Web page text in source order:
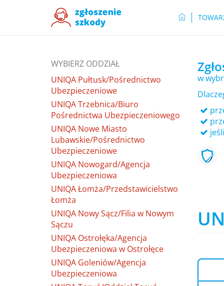
WYBIERZ ODDZIAŁ
UNIQA Pułtusk/Pośrednictwo
Ubezpieczeniowe
UNIQA Trzebnica/Biuro
Pośrednictwa Ubezpieczeniowego
UNIQA Nowe Miasto
Lubawskie/Pośrednictwo
Ubezpieczeniowe
UNIQA Nowogard/Agencja
Ubezpieczeniowa
UNIQA Łomża/Przedstawicielstwo
Łomża
UNIQA Nowy Sącz/Filia w Nowym
Sączu
UNIQA Ostrołęka/Agencja
Ubezpieczeniowa w Ostrołęce
UNIQA Goleniów/Agencja
Ubezpieczeniowa
w